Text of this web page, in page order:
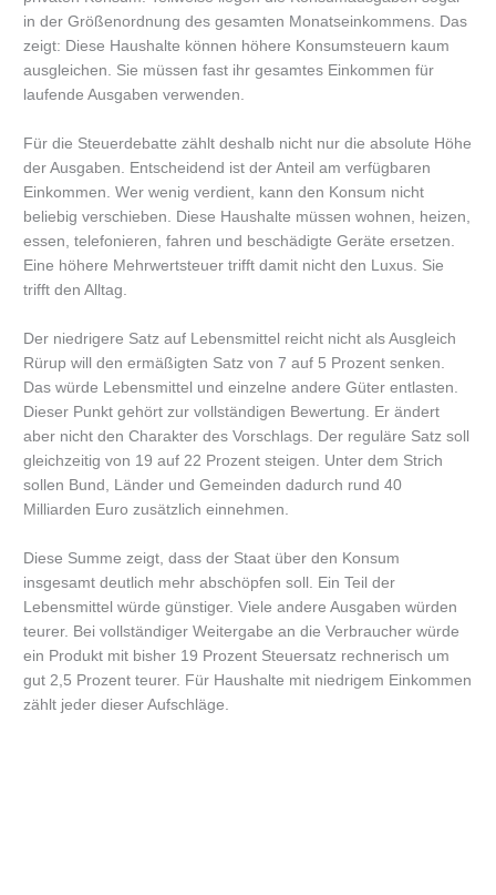
in der Größenordnung des gesamten Monatseinkommens. Das
zeigt: Diese Haushalte können höhere Konsumsteuern kaum
ausgleichen. Sie müssen fast ihr gesamtes Einkommen für
laufende Ausgaben verwenden.
Für die Steuerdebatte zählt deshalb nicht nur die absolute Höhe
der Ausgaben. Entscheidend ist der Anteil am verfügbaren
Einkommen. Wer wenig verdient, kann den Konsum nicht
beliebig verschieben. Diese Haushalte müssen wohnen, heizen,
essen, telefonieren, fahren und beschädigte Geräte ersetzen.
Eine höhere Mehrwertsteuer trifft damit nicht den Luxus. Sie
trifft den Alltag.
Der niedrigere Satz auf Lebensmittel reicht nicht als Ausgleich
Rürup will den ermäßigten Satz von 7 auf 5 Prozent senken.
Das würde Lebensmittel und einzelne andere Güter entlasten.
Dieser Punkt gehört zur vollständigen Bewertung. Er ändert
aber nicht den Charakter des Vorschlags. Der reguläre Satz soll
gleichzeitig von 19 auf 22 Prozent steigen. Unter dem Strich
sollen Bund, Länder und Gemeinden dadurch rund 40
Milliarden Euro zusätzlich einnehmen.
Diese Summe zeigt, dass der Staat über den Konsum
insgesamt deutlich mehr abschöpfen soll. Ein Teil der
Lebensmittel würde günstiger. Viele andere Ausgaben würden
teurer. Bei vollständiger Weitergabe an die Verbraucher würde
ein Produkt mit bisher 19 Prozent Steuersatz rechnerisch um
gut 2,5 Prozent teurer. Für Haushalte mit niedrigem Einkommen
zählt jeder dieser Aufschläge.